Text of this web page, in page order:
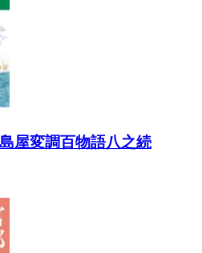
屋変調百物語八之続